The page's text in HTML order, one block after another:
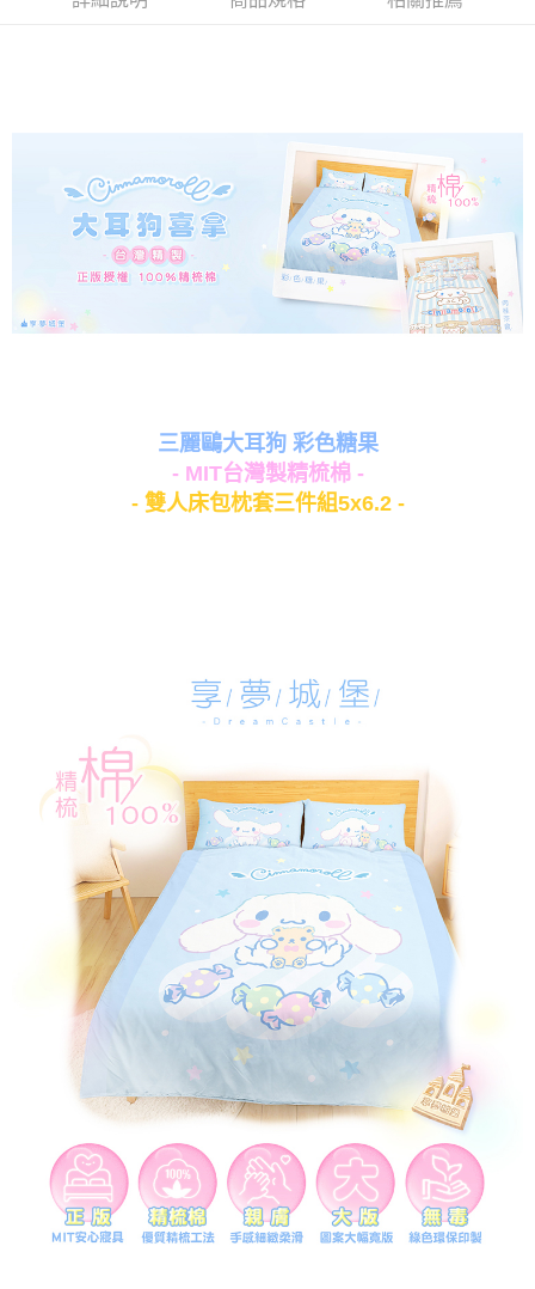
每筆NT$80，滿NT$699(含以上)免運費
三麗鷗大耳狗 彩色糖果
- MIT台灣製精梳棉 -
- 雙人床包枕套三件組5x6.2 -